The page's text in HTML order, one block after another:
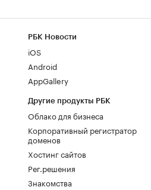
РБК Новости
iOS
Android
AppGallery
Другие продукты РБК
Облако для бизнеса
Корпоративный регистратор
доменов
Хостинг сайтов
Рег.решения
Знакомства